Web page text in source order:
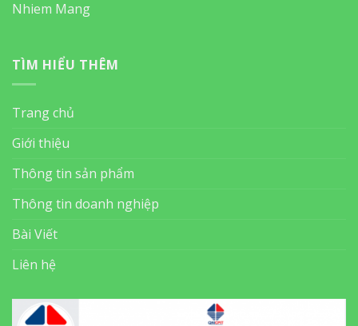
TÌM HIỂU THÊM
Trang chủ
Giới thiệu
Thông tin sản phẩm
Thông tin doanh nghiệp
Bài Viết
Liên hệ